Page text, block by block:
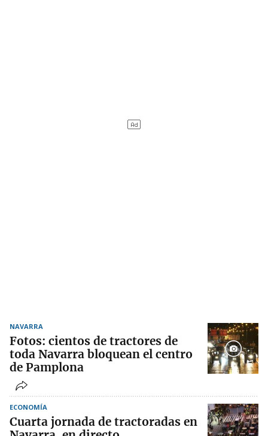
NAVARRA
Fotos: cientos de tractores de
toda Navarra bloquean el centro
de Pamplona
ECONOMÍA
Cuarta jornada de tractoradas en